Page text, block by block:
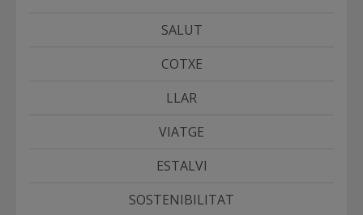
SALUT
COTXE
LLAR
VIATGE
ESTALVI
SOSTENIBILITAT